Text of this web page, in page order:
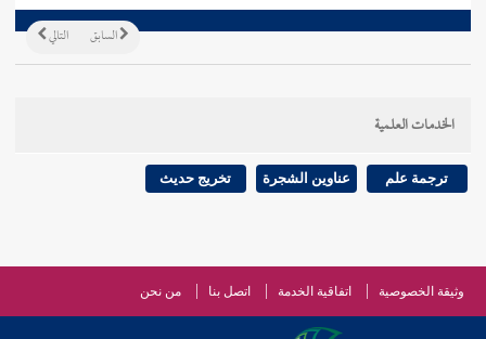
التالي السابق
الخدمات العلمية
ترجمة علم عناوين الشجرة تخريج حديث
وثيقة الخصوصية اتفاقية الخدمة اتصل بنا من نحن